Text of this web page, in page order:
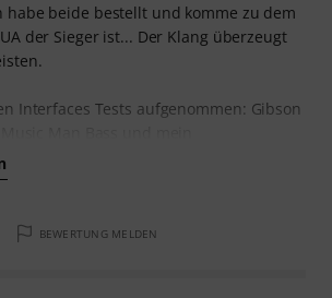
habe beide bestellt und komme zu dem
der Sieger ist... Der Klang überzeugt
Interfaces Tests aufgenommen: Gibson
BEWERTUNG MELDEN